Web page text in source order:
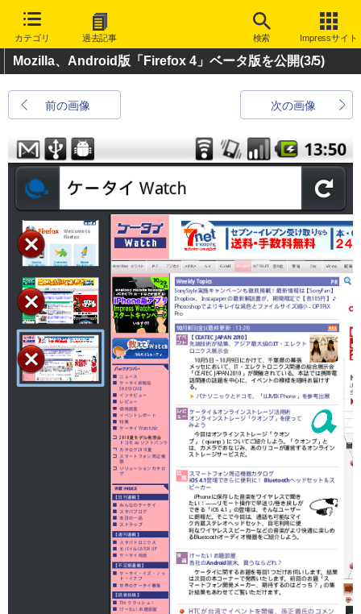
カテゴリ 過去記事 検索 Impressサイト
Mozilla、Android版「Firefox 4」ベータ版を公開(3/5)
前の画像 次の画像